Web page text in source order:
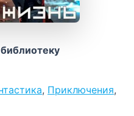
, Приключения,